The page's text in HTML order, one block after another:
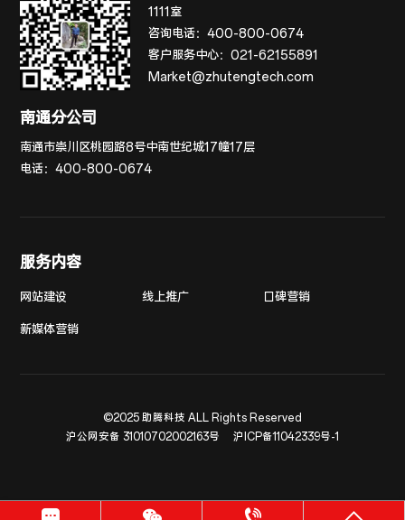
1111室
咨询电话：400-800-0674
客户服务中心：021-62155891
Market@zhutengtech.com
南通分公司
南通市崇川区桃园路8号中南世纪城17幢17层
电话：400-800-0674
服务内容
网站建设 线上推广 口碑营销
新媒体营销
©2025 助腾科技 ALL Rights Reserved
沪公网安备 31010702002163号
沪ICP备11042339号-1